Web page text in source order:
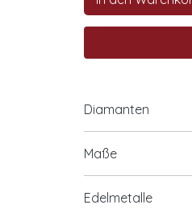
Diamanten
Maße
Ringbreite : 2,00
Edelmetalle